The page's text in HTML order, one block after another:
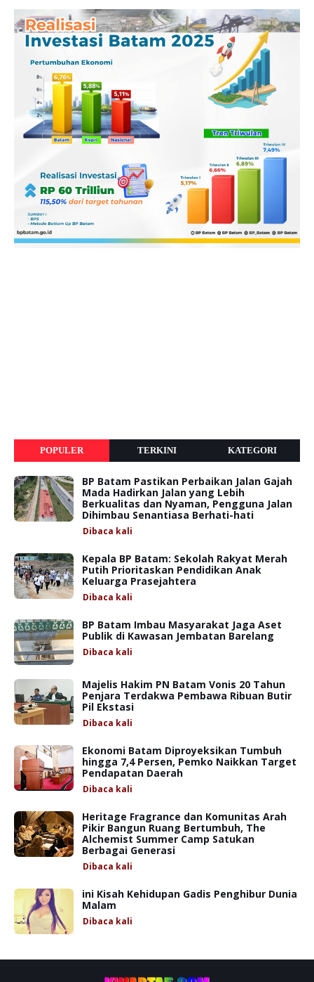
POPULER TERKINI KATEGORI
BP Batam Pastikan Perbaikan Jalan Gajah
Mada Hadirkan Jalan yang Lebih
Berkualitas dan Nyaman, Pengguna Jalan
Dihimbau Senantiasa Berhati-hati
Dibaca kali
Kepala BP Batam: Sekolah Rakyat Merah
Putih Prioritaskan Pendidikan Anak
Keluarga Prasejahtera
Dibaca kali
BP Batam Imbau Masyarakat Jaga Aset
Publik di Kawasan Jembatan Barelang
Dibaca kali
Majelis Hakim PN Batam Vonis 20 Tahun
Penjara Terdakwa Pembawa Ribuan Butir
Pil Ekstasi
Dibaca kali
Ekonomi Batam Diproyeksikan Tumbuh
hingga 7,4 Persen, Pemko Naikkan Target
Pendapatan Daerah
Dibaca kali
Heritage Fragrance dan Komunitas Arah
Pikir Bangun Ruang Bertumbuh, The
Alchemist Summer Camp Satukan
Berbagai Generasi
Dibaca kali
ini Kisah Kehidupan Gadis Penghibur Dunia
Malam
Dibaca kali